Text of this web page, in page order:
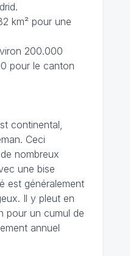
km² pour une
200.000
pour le canton
continental,
Ceci
nombreux
une bise
est généralement
Il y pleut en
pour un cumul de
annuel